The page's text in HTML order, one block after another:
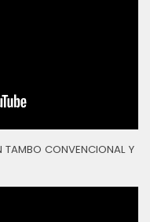
TAMBO CONVENCIONAL Y